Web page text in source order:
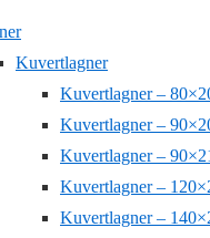
Kuvertlagner
Kuvertlagner –
Kuvertlagner –
Kuvertlagner –
Kuvertlagner –
Kuvertlagner –